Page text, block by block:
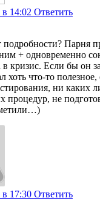
14:02 Ответить
подробности? Парня
+ одновременно
в кризис. Если бы он
хоть что-то
ни каких
процедур, не
17:30 Ответить